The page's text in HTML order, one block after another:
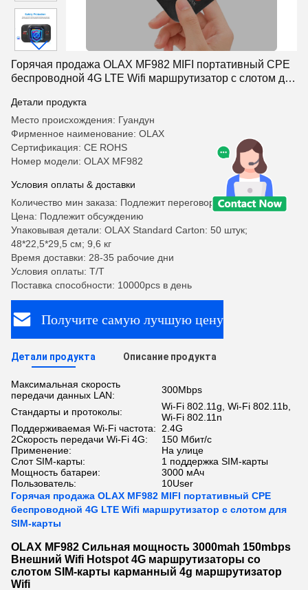
Горячая продажа OLAX MF982 MIFI портативный CPE
беспроводной 4G LTE Wifi маршрутизатор с слотом для
Детали продукта
Место происхождения: Гуандун
Фирменное наименование: OLAX
Сертификация: CE ROHS
Номер модели: OLAX MF982
Условия оплаты & доставки
Количество мин заказа: Подлежит переговорам
Цена: Подлежит обсуждению
Упаковывая детали: OLAX Standard Carton: 50 штук;
48*22,5*29,5 см; 9,6 кг
Время доставки: 28-35 рабочие дни
Условия оплаты: T/T
Поставка способности: 10000pcs в день
Получите самую лучшую цену
Детали продукта Описание продукта
Максимальная скорость
передачи данных LAN:
300Mbps
Стандарты и протоколы:
Wi-Fi 802.11g, Wi-Fi 802.11b,
Wi-Fi 802.11n
Поддерживаемая Wi-Fi частота:
2.4G
2Скорость передачи Wi-Fi 4G:
150 Мбит/с
Применение:
На улице
Слот SIM-карты:
1 поддержка SIM-карты
Мощность батареи:
3000 мАч
Пользователь:
10User
Горячая продажа OLAX MF982 MIFI портативный CPE
беспроводной 4G LTE Wifi маршрутизатор с слотом для
SIM-карты
OLAX MF982 Сильная мощность 3000mah 150mbps
Внешний Wifi Hotspot 4G маршрутизаторы со
слотом SIM-карты карманный 4g маршрутизатор
Wifi